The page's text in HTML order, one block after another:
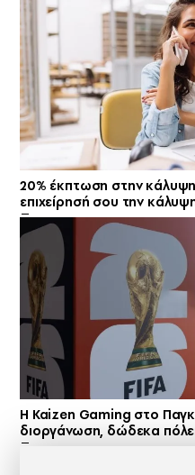
20% έκπτωση στην
επιχείρησή σου την
H Kaizen Gaming στο
διοργάνωση, δώδεκα